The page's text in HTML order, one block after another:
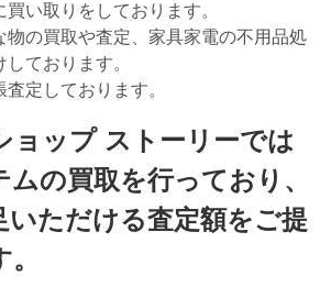
い取りをしております。
物の買取や査定、家具家電の不用品処
ております。
定しております。
ョップ ストーリーでは
の買取を行っており、
いただける査定額をご提